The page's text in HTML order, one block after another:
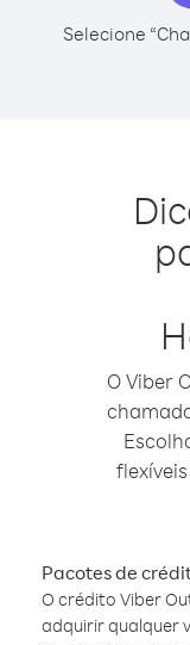
Selecione
O Viber
Pacotes de
O crédito Viber
adquirir qualquer